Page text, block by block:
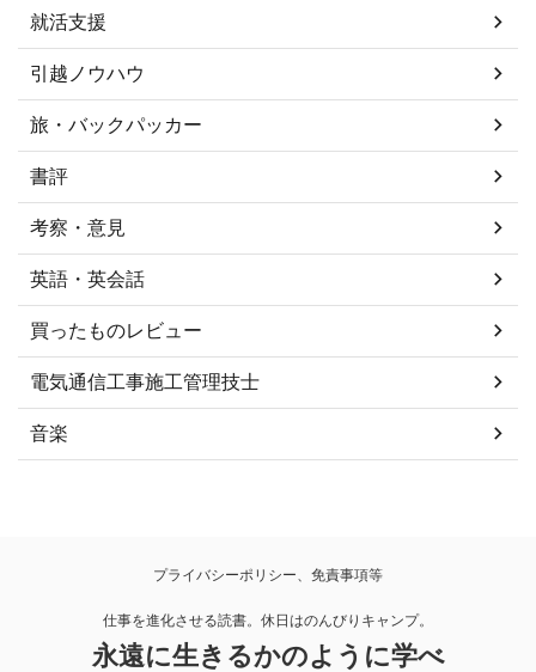
就活支援
引越ノウハウ
旅・バックパッカー
書評
考察・意見
英語・英会話
買ったものレビュー
電気通信工事施工管理技士
音楽
プライバシーポリシー、免責事項等
仕事を進化させる読書。休日はのんびりキャンプ。
永遠に生きるかのように学べ